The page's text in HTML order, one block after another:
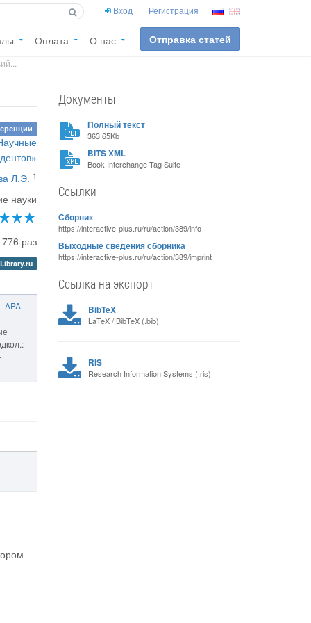
Вход Регистрация
Оплата О нас Отправка статей
Л.Э. 1
науки
раз
APA
Документы
Полный текст
363.65Kb
BITS XML
Book Interchange Tag Suite
Ссылки
Сборник
https://interactive-plus.ru/ru/action/389/info
Выходные сведения сборника
https://interactive-plus.ru/ru/action/389/imprint
Ссылка на экспорт
BibTeX
LaTeX / BibTeX (.bib)
RIS
Research Information Systems (.ris)